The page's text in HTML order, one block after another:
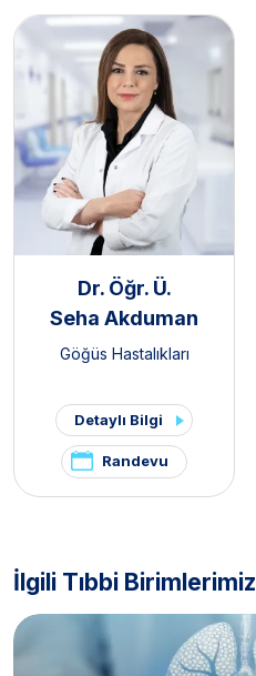
Dr. Öğr. Ü.
Seha Akduman
Göğüs Hastalıkları
Detaylı Bilgi
Randevu
İlgili Tıbbi Birimlerimiz